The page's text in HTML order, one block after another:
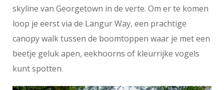
skyline van Georgetown in de verte. Om er te komen
loop je eerst via de Langur Way, een prachtige
canopy walk tussen de boomtoppen waar je met een
beetje geluk apen, eekhoorns of kleurrijke vogels
kunt spotten.